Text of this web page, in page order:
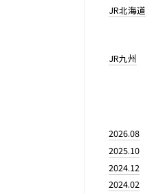
JR北海道
JR九州
2026.08
2025.10
2024.12
2024.02